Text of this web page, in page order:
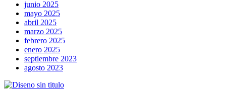
junio 2025
mayo 2025
abril 2025
marzo 2025
febrero 2025
enero 2025
septiembre 2023
agosto 2023